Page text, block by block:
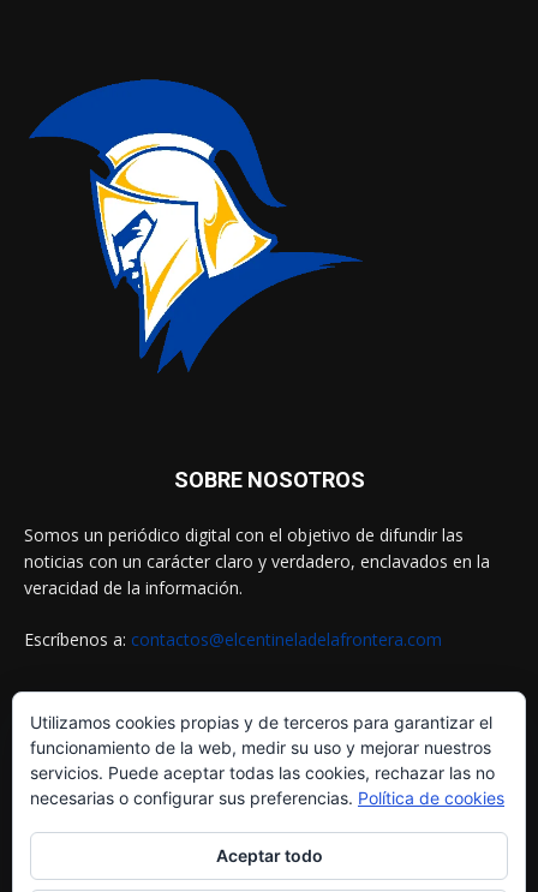
SOBRE NOSOTROS
Somos un periódico digital con el objetivo de difundir las
noticias con un carácter claro y verdadero, enclavados en la
veracidad de la información.
Escríbenos a: contactos@elcentineladelafrontera.com
SIGUENOS EN
Utilizamos cookies propias y de terceros para garantizar el
funcionamiento de la web, medir su uso y mejorar nuestros
servicios. Puede aceptar todas las cookies, rechazar las no
necesarias o configurar sus preferencias. Política de cookies
Aceptar todo